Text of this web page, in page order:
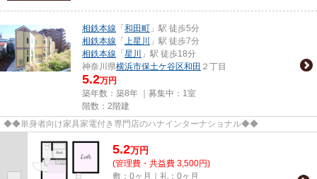
相鉄本線 「 和田町 」駅 徒歩5分
相鉄本線 「 上星川
」駅 徒歩7分
相鉄本線 「 星川
」駅 徒歩18分
神奈川県横浜市保土ケ谷区和田 ２丁目
5.2万円
築年数：築8年 ｜募集中： 1室
階数：2階建
◆◆単身者向け家具家電付き専門店のハナインターナショナル◆◆
5.2万円
(管理費・共益費 3,500円)
敷：0ヶ月｜礼：0ヶ月